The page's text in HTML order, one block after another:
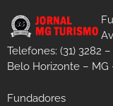
Telefones: (31) 3282
Belo Horizonte – MG
Fundadores